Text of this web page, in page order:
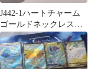
J442-1ハートチャーム
ゴールドネックレス
サージカルステンレ
ス 45cm